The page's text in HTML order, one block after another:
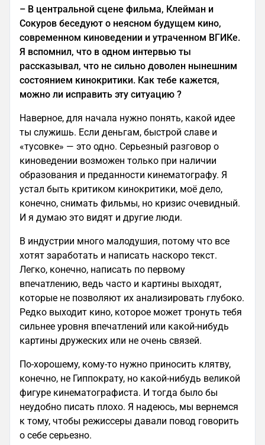
– В центральной сцене фильма, Клейман и
Сокуров беседуют о неясном будущем кино,
современном киноведении и утраченном ВГИКе.
Я вспомнил, что в одном интервью ты
рассказывал, что не сильно доволен нынешним
состоянием кинокритики. Как тебе кажется,
можно ли исправить эту ситуацию ?
Наверное, для начала нужно понять, какой идее
ты служишь. Если деньгам, быстрой славе и
«тусовке» — это одно. Серьезный разговор о
киноведении возможен только при наличии
образования и преданности кинематографу. Я
устал быть критиком кинокритики, моё дело,
конечно, снимать фильмы, но кризис очевидный.
И я думаю это видят и другие люди.
В индустрии много малодушия, потому что все
хотят заработать и написать наскоро текст.
Легко, конечно, написать по первому
впечатлению, ведь часто и картины выходят,
которые не позволяют их анализировать глубоко.
Редко выходит кино, которое может тронуть тебя
сильнее уровня впечатлений или какой-нибудь
картины дружеских или не очень связей.
По-хорошему, кому-то нужно приносить клятву,
конечно, не Гиппократу, но какой-нибудь великой
фигуре кинематографиста. И тогда было бы
неудобно писать плохо. Я надеюсь, мы вернемся
к тому, чтобы режиссеры давали повод говорить
о себе серьезно.